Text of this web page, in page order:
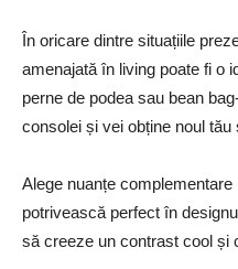
În oricare dintre situațiile
amenajată în living poate fi o
perne de podea sau bean
consolei și vei obține noul
Alege nuanțe
potrivească perfect în
să creeze un contrast cool și